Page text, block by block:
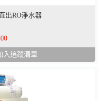
出RO淨水器
入追蹤清單